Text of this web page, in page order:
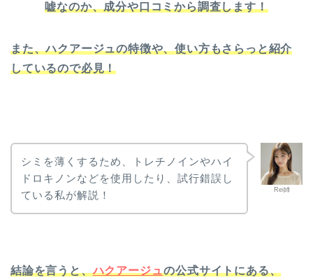
嘘なのか、成分や口コミから調査します！
また、ハクアージュの特徴や、使い方もさらっと紹介
しているので必見！
Rei姉
シミを薄くするため、トレチノインやハイ
ドロキノンなどを使用したり、試行錯誤し
ている私が解説！
結論を言うと、ハクアージュの公式サイトにある、